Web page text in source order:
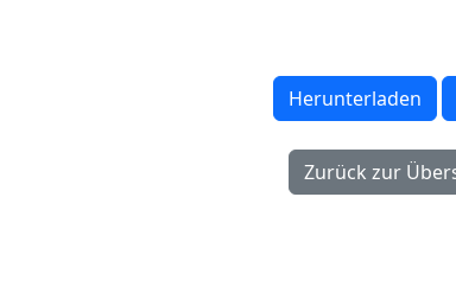
Herunterladen
Zurück zur